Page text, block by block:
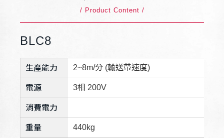
/ Product Content /
BLC8
生產能力 2~8m/分 (輸送帶速度)
電源 3相 200V
消費電力
重量 440kg